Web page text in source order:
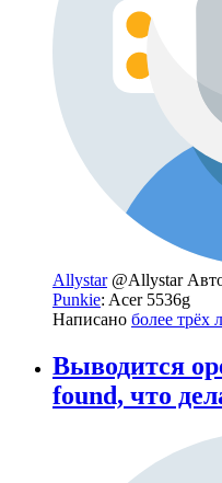
Allystar @Allystar
Punkie: Acer 5536g
Написано более трёх
Выводится
found, что